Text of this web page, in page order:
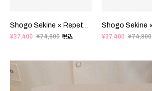
Shogo Sekine × Repetto - Cendrillon Haute バレエフラット - ラバーソール - EUサイズ
¥37,400 ¥74,800 税込 ¥37,400 ¥74,800